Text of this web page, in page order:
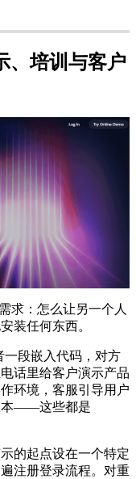
、培训与客户
：怎么让另一个人
装任何东西。
段嵌入代码，对方
话里给客户演示产品
环境，客服引导用户
本——这些都是
的起点设在一个特定
注册登录流程。对重